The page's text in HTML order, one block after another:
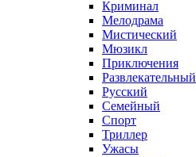
Криминал
Мелодрама
Мистический
Мюзикл
Приключения
Развлекательный
Русский
Семейный
Спорт
Триллер
Ужасы